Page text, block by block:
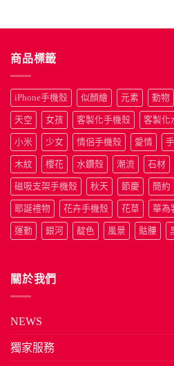
商品標籤
iPhone手機殼 似顏繪 元素 動物
天空 女孩 客製化手機殼 客製化
小米 少女 情侶手機殼 愛情
木紋 櫻花 水鑽殼 潮流 石材
磁吸支架手機殼 秋天 節慶 簡約
耶誕禮物 花卉手機殼 花草 華為
運動 銀河 靛色 風景 骷髏
關於我們
NEWS
獨家服務